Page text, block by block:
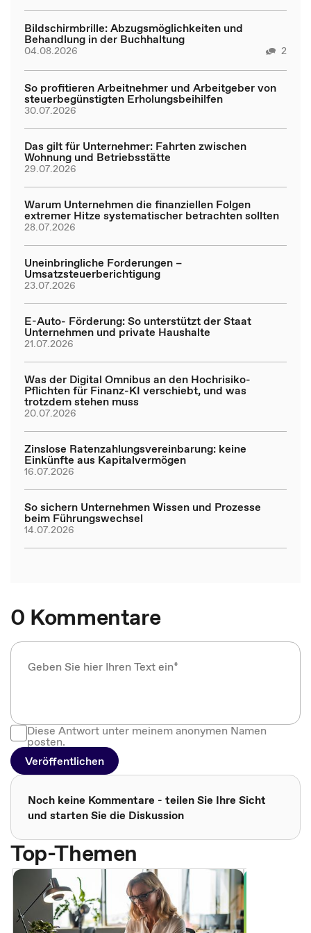
Bildschirmbrille: Abzugsmöglichkeiten und
Behandlung in der Buchhaltung
04.08.2026 2
So profitieren Arbeitnehmer und Arbeitgeber von
steuerbegünstigten Erholungsbeihilfen
30.07.2026
Das gilt für Unternehmer: Fahrten zwischen
Wohnung und Betriebsstätte
29.07.2026
Warum Unternehmen die finanziellen Folgen
extremer Hitze systematischer betrachten sollten
28.07.2026
Uneinbringliche Forderungen –
Umsatzsteuerberichtigung
23.07.2026
E-Auto- Förderung: So unterstützt der Staat
Unternehmen und private Haushalte
21.07.2026
Was der Digital Omnibus an den Hochrisiko-
Pflichten für Finanz-KI verschiebt, und was
trotzdem stehen muss
20.07.2026
Zinslose Ratenzahlungsvereinbarung: keine
Einkünfte aus Kapitalvermögen
16.07.2026
So sichern Unternehmen Wissen und Prozesse
beim Führungswechsel
14.07.2026
0 Kommentare
Diese Antwort unter meinem anonymen Namen
posten.
Veröffentlichen
Noch keine Kommentare - teilen Sie Ihre Sicht
und starten Sie die Diskussion
Top-Themen